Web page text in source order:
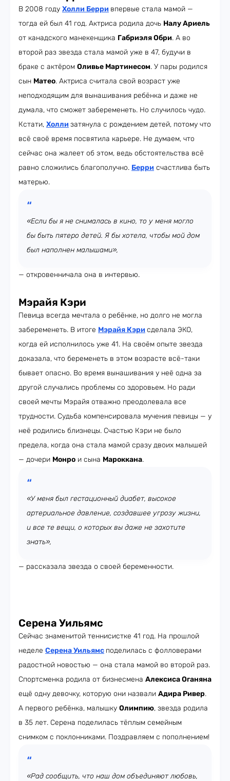
В 2008 году Холли Берри впервые стала мамой —
тогда ей был 41 год. Актриса родила дочь Налу Ариель
от канадского манекенщика Габриэля Обри. А во
второй раз звезда стала мамой уже в 47, будучи в
браке с актёром Оливье Мартинесом. У пары родился
сын Матео. Актриса считала свой возраст уже
неподходящим для вынашивания ребёнка и даже не
думала, что сможет забеременеть. Но случилось чудо.
Кстати, Холли затянула с рождением детей, потому что
всё своё время посвятила карьере. Не думаем, что
сейчас она жалеет об этом, ведь обстоятельства всё
равно сложились благополучно. Берри счастлива быть
матерью.
«Если бы я не снималась в кино, то у меня могло
бы быть пятеро детей. Я бы хотела, чтобы мой дом
был наполнен малышами»,
— откровенничала она в интервью.
Мэрайя Кэри
Певица всегда мечтала о ребёнке, но долго не могла
забеременеть. В итоге Мэрайя Кэри сделала ЭКО,
когда ей исполнилось уже 41. На своём опыте звезда
доказала, что беременеть в этом возрасте всё-таки
бывает опасно. Во время вынашивания у неё одна за
другой случались проблемы со здоровьем. Но ради
своей мечты Мэрайя отважно преодолевала все
трудности. Судьба компенсировала мучения певицы — у
неё родились близнецы. Счастью Кэри не было
предела, когда она стала мамой сразу двоих малышей
— дочери Монро и сына Мароккана.
«У меня был гестационный диабет, высокое
артериальное давление, создавшее угрозу жизни,
и все те вещи, о которых вы даже не захотите
знать»,
— рассказала звезда о своей беременности.
Серена Уильямс
Сейчас знаменитой теннисистке 41 год. На прошлой
неделе Серена Уильямс поделилась с фолловерами
радостной новостью — она стала мамой во второй раз.
Спортсменка родила от бизнесмена Алексиса Оганяна
ещё одну девочку, которую они назвали Адира Ривер.
А первого ребёнка, малышку Олимпию, звезда родила
в 35 лет. Серена поделилась тёплым семейным
снимком с поклонниками. Поздравляем с пополнением!
«Рад сообщить, что наш дом объединяют любовь,